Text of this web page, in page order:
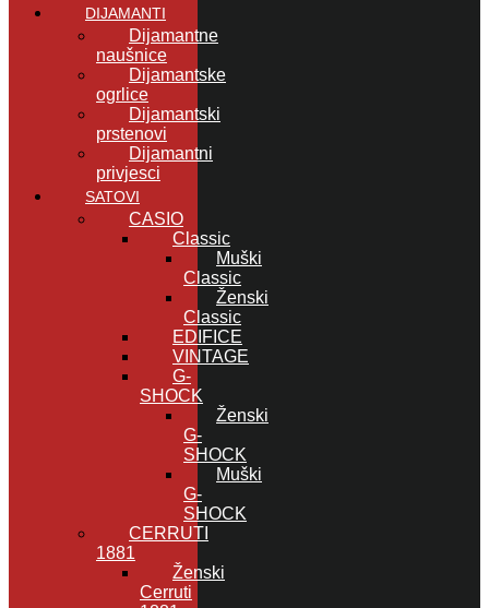
DIJAMANTI
Dijamantne
naušnice
Dijamantske
ogrlice
Dijamantski
prstenovi
Dijamantni
privjesci
SATOVI
CASIO
Classic
Muški
Classic
Ženski
Classic
EDIFICE
VINTAGE
G-
SHOCK
Ženski
G-
SHOCK
Muški
G-
SHOCK
CERRUTI
1881
Ženski
Cerruti